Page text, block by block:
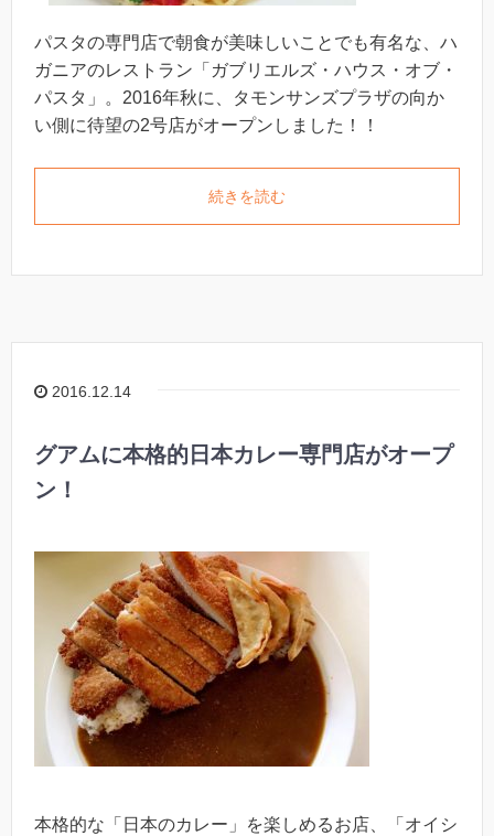
パスタの専門店で朝食が美味しいことでも有名な、ハ
ガニアのレストラン「ガブリエルズ・ハウス・オブ・
パスタ」。2016年秋に、タモンサンズプラザの向か
い側に待望の2号店がオープンしました！！
続きを読む
2016.12.14
グアムに本格的日本カレー専門店がオープ
ン！
本格的な「日本のカレー」を楽しめるお店、「オイシ